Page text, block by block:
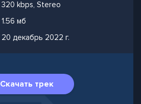
320 kbps, Stereo
1.56 мб
20 декабрь 2022 г.
Скачать трек